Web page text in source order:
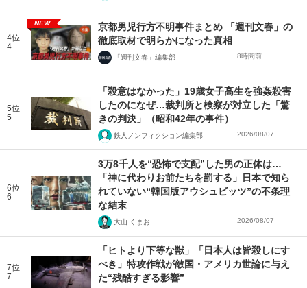
4位
4
NEW
京都男児行方不明事件まとめ 「週刊文春」の
徹底取材で明らかになった真相
「週刊文春」編集部 8時間前
5位
5
「殺意はなかった」19歳女子高生を強姦殺害
したのになぜ…裁判所と検察が対立した「驚
きの判決」（昭和42年の事件）
鉄人ノンフィクション編集部 2026/08/07
6位
6
3万8千人を“恐怖で支配”した男の正体は…
「神に代わりお前たちを罰する」日本で知ら
れていない“韓国版アウシュビッツ”の不条理
な結末
大山 くまお 2026/08/07
7位
7
「ヒトより下等な獣」「日本人は皆殺しにす
べき」特攻作戦が敵国・アメリカ世論に与え
た“残酷すぎる影響”